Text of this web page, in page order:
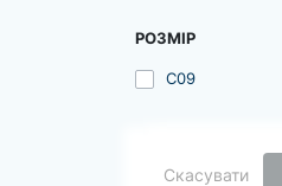
РОЗМІР
C09
Скасувати